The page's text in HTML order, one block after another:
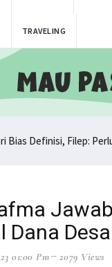
TRAVELING
Hindari Bias Definisi,
Militer
Dana Desa
01:00 Pm 2079 Views